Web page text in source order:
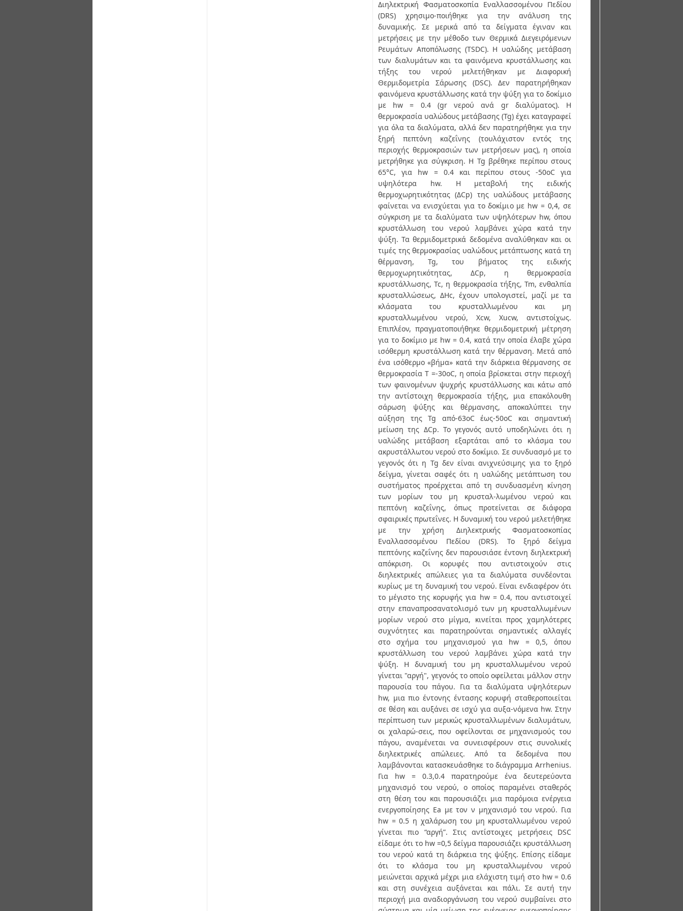
Διηλεκτρική Φασματοσκοπία Εναλλασσομένου Πεδίου
(DRS) χρησιμο-ποιήθηκε για την ανάλυση της
δυναμικής. Σε μερικά από τα δείγματα έγιναν και
μετρήσεις με την μέθοδο των Θερμικά Διεγειρόμενων
Ρευμάτων Αποπόλωσης (TSDC). Η υαλώδης μετάβαση
των διαλυμάτων και τα φαινόμενα κρυστάλλωσης και
τήξης του νερού μελετήθηκαν με Διαφορική
Θερμιδομετρία Σάρωσης (DSC). Δεν παρατηρήθηκαν
φαινόμενα κρυστάλλωσης κατά την ψύξη για το δοκίμιο
με hw = 0.4 (gr νερού ανά gr διαλύματος). Η
θερμοκρασία υαλώδους μετάβασης (Tg) έχει καταγραφεί
για όλα τα διαλύματα, αλλά δεν παρατηρήθηκε για την
ξηρή πεπτόνη καζεΐνης (τουλάχιστον εντός της
περιοχής θερμοκρασιών των μετρήσεων μας), η οποία
μετρήθηκε για σύγκριση. Η Tg βρέθηκε περίπου στους
65°C, για hw = 0.4 και περίπου στους -50οC για
υψηλότερα hw. Η μεταβολή της ειδικής
θερμοχωρητικότητας (ΔCp) της υαλώδους μετάβασης
φαίνεται να ενισχύεται για το δοκίμιο με hw = 0,4, σε
σύγκριση με τα διαλύματα των υψηλότερων hw, όπου
κρυστάλλωση του νερού λαμβάνει χώρα κατά την
ψύξη. Τα θερμιδομετρικά δεδομένα αναλύθηκαν και οι
τιμές της θερμοκρασίας υαλώδους μετάπτωσης κατά τη
θέρμανση, Tg, του βήματος της ειδικής
θερμοχωρητικότητας, ΔCp, η θερμοκρασία
κρυστάλλωσης, Tc, η θερμοκρασία τήξης, Tm, ενθαλπία
κρυσταλλώσεως, ΔΗc, έχουν υπολογιστεί, μαζί με τα
κλάσματα του κρυσταλλωμένου και μη
κρυσταλλωμένου νερού, Xcw, Xucw, αντιστοίχως.
Επιπλέον, πραγματοποιήθηκε θερμιδομετρική μέτρηση
για το δοκίμιο με hw = 0.4, κατά την οποία έλαβε χώρα
ισόθερμη κρυστάλλωση κατά την θέρμανση. Μετά από
ένα ισόθερμο «βήμα» κατά την διάρκεια θέρμανσης σε
θερμοκρασία Τ =-30οC, η οποία βρίσκεται στην περιοχή
των φαινομένων ψυχρής κρυστάλλωσης και κάτω από
την αντίστοιχη θερμοκρασία τήξης, μια επακόλουθη
σάρωση ψύξης και θέρμανσης, αποκαλύπτει την
αύξηση της Tg από-63οC έως-50οC και σημαντική
μείωση της ΔCp. Το γεγονός αυτό υποδηλώνει ότι η
υαλώδης μετάβαση εξαρτάται από το κλάσμα του
ακρυστάλλωτου νερού στο δοκίμιο. Σε συνδυασμό με το
γεγονός ότι η Tg δεν είναι ανιχνεύσιμης για το ξηρό
δείγμα, γίνεται σαφές ότι η υαλώδης μετάπτωση του
συστήματος προέρχεται από τη συνδυασμένη κίνηση
των μορίων του μη κρυσταλ-λωμένου νερού και
πεπτόνη καζεΐνης, όπως προτείνεται σε διάφορα
σφαιρικές πρωτεΐνες. Η δυναμική του νερού μελετήθηκε
με την χρήση Διηλεκτρικής Φασματοσκοπίας
Εναλλασσομένου Πεδίου (DRS). Το ξηρό δείγμα
πεπτόνης καζεΐνης δεν παρουσιάσε έντονη διηλεκτρική
απόκριση. Οι κορυφές που αντιστοιχούν στις
διηλεκτρικές απώλειες για τα διαλύματα συνδέονται
κυρίως με τη δυναμική του νερού. Είναι ενδιαφέρον ότι
το μέγιστο της κορυφής για hw = 0.4, που αντιστοιχεί
στην επαναπροσανατολισμό των μη κρυσταλλωμένων
μορίων νερού στο μίγμα, κινείται προς χαμηλότερες
συχνότητες και παρατηρούνται σημαντικές αλλαγές
στο σχήμα του μηχανισμού για hw = 0,5, όπου
κρυστάλλωση του νερού λαμβάνει χώρα κατά την
ψύξη. Η δυναμική του μη κρυσταλλωμένου νερού
γίνεται "αργή", γεγονός το οποίο οφείλεται μάλλον στην
παρουσία του πάγου. Για τα διαλύματα υψηλότερων
hw, μια πιο έντονης έντασης κορυφή σταθεροποιείται
σε θέση και αυξάνει σε ισχύ για αυξα-νόμενα hw. Στην
περίπτωση των μερικώς κρυσταλλωμένων διαλυμάτων,
οι χαλαρώ-σεις, που οφείλονται σε μηχανισμούς του
πάγου, αναμένεται να συνεισφέρουν στις συνολικές
διηλεκτρικές απώλειες. Από τα δεδομένα που
λαμβάνονται κατασκευάσθηκε το διάγραμμα Arrhenius.
Για hw = 0.3,0.4 παρατηρούμε ένα δευτερεύοντα
μηχανισμό του νερού, ο οποίος παραμένει σταθερός
στη θέση του και παρουσιάζει μια παρόμοια ενέργεια
ενεργοποίησης Ea με τον ν μηχανισμό του νερού. Για
hw = 0.5 η χαλάρωση του μη κρυσταλλωμένου νερού
γίνεται πιο “αργή”. Στις αντίστοιχες μετρήσεις DSC
είδαμε ότι το hw =0,5 δείγμα παρουσιάζει κρυστάλλωση
του νερού κατά τη διάρκεια της ψύξης. Επίσης είδαμε
ότι το κλάσμα του μη κρυσταλλωμένου νερού
μειώνεται αρχικά μέχρι μια ελάχιστη τιμή στο hw = 0.6
και στη συνέχεια αυξάνεται και πάλι. Σε αυτή την
περιοχή μια αναδιοργάνωση του νερού συμβαίνει στο